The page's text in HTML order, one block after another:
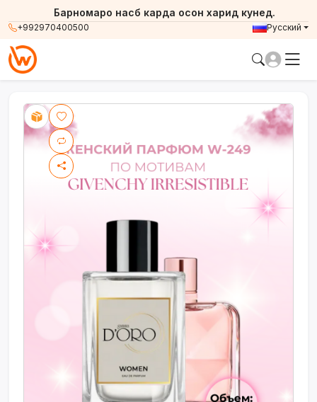
+992970400500
Барномаро насб карда осон харид кунед.
Русский